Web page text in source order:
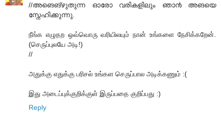
//അങെങ്‌ഴുതുന്ന ഓരോ വരികളിലും ഞാ൯ അങയെ
സ്നേഹിക്കുന്നു.
நீங்க எழுதற ஒவ்வொரு வரியிலயும் நான் உங்களை நேசிக்கறேன்.
(செருப்புலயே அடி!)
//
அதுக்கு எதுக்கு பரிசல் உங்கள செருப்பால அடிக்கணும் :(
இது அடைப்புக்குறிக்குள் இருப்பதை குறிப்பது :)
Reply